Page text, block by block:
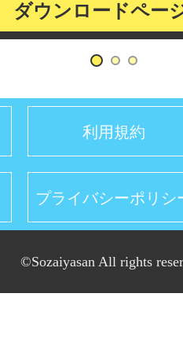
ダウンロードペー
利用規約
プライバシーポリシ
©Sozaiyasan All rights